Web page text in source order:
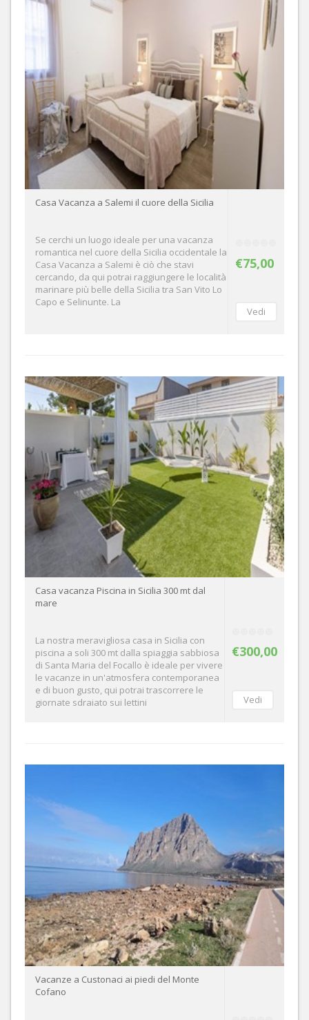
€75,00
Casa Vacanza a Salemi il cuore della Sicilia
Se cerchi un luogo ideale per una vacanza
romantica nel cuore della Sicilia occidentale la
Casa Vacanza a Salemi è ciò che stavi
cercando, da qui potrai raggiungere le località
marinare più belle della Sicilia tra San Vito Lo
Capo e Selinunte. La
€300,00
Casa vacanza Piscina in Sicilia 300 mt dal
mare
La nostra meravigliosa casa in Sicilia con
piscina a soli 300 mt dalla spiaggia sabbiosa
di Santa Maria del Focallo è ideale per vivere
le vacanze in un'atmosfera contemporanea
e di buon gusto, qui potrai trascorrere le
giornate sdraiato sui lettini
Vacanze a Custonaci ai piedi del Monte
Cofano